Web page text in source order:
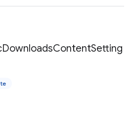
DownloadsContentSetting